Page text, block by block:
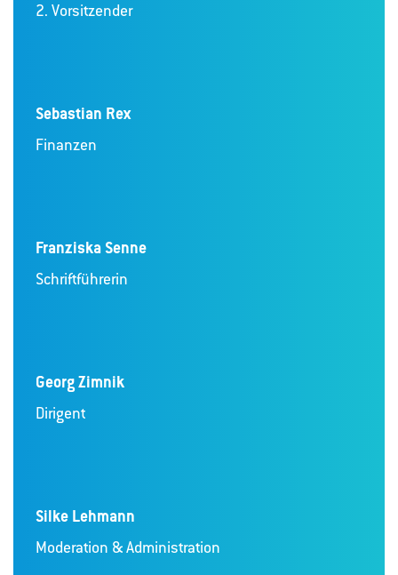
2. Vorsitzender
Sebastian Rex
Finanzen
Franziska Senne
Schriftführerin
Georg Zimnik
Dirigent
Silke Lehmann
Moderation & Administration